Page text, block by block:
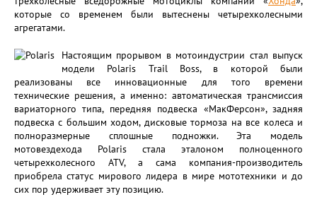
которые со временем были вытеснены четырехколесными
агрегатами.
Настоящим прорывом в мотоиндустрии стал выпуск
модели Polaris Trail Boss, в которой были
реализованы все инновационные для того времени
технические решения, а именно: автоматическая трансмиссия
вариаторного типа, передняя подвеска «МакФерсон», задняя
подвеска с большим ходом, дисковые тормоза на все колеса и
полноразмерные сплошные подножки. Эта модель
мотовездехода Polaris стала эталоном полноценного
четырехколесного ATV, а сама компания-производитель
приобрела статус мирового лидера в мире мототехники и до
сих пор удерживает эту позицию.